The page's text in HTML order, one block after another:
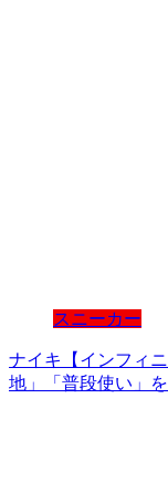
スニーカー
ナイキ【インフィ
地」「普段使い」